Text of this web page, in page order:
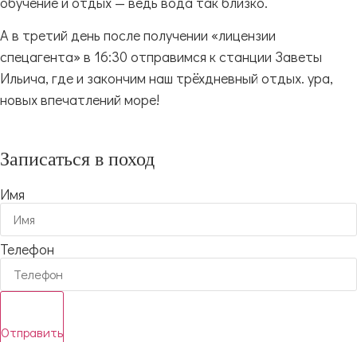
А в третий день после получении «лицензии
спецагента» в 16:30 отправимся к станции Заветы
Ильича, где и закончим наш трёхдневный отдых. ура,
новых впечатлений море!
Записаться в поход
Имя
Телефон
Отправить